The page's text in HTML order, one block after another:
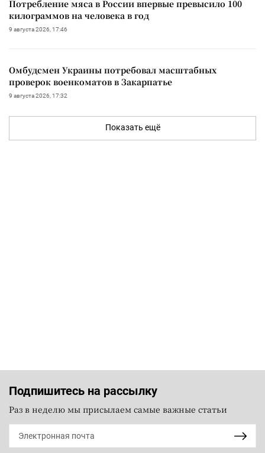
Потребление мяса в России впервые превысило 100
килограммов на человека в год
9 августа 2026, 17:46
Омбудсмен Украины потребовал масштабных
проверок военкоматов в Закарпатье
9 августа 2026, 17:32
Показать ещё
Подпишитесь на рассылку
Раз в неделю мы присылаем самые важные статьи